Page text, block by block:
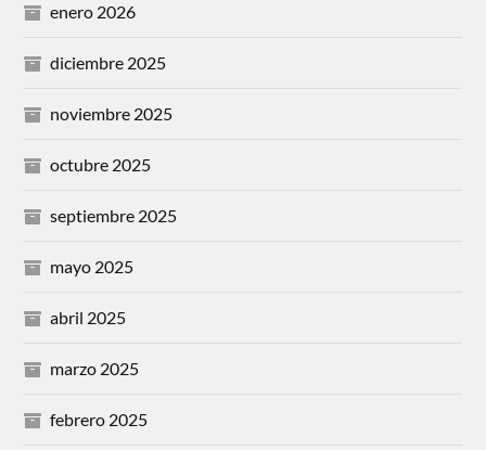
enero 2026
diciembre 2025
noviembre 2025
octubre 2025
septiembre 2025
mayo 2025
abril 2025
marzo 2025
febrero 2025